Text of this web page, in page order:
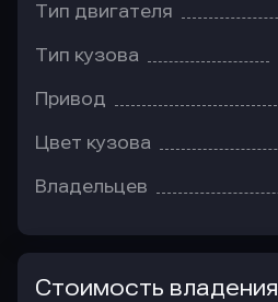
Тип двигателя
Тип кузова
Привод
Цвет кузова
Владельцев
Стоимость владения